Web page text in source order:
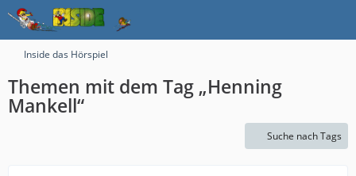
Inside das Hörspiel
Themen mit dem Tag „Henning
Mankell“
Suche nach Tags